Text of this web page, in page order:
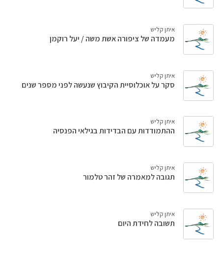
איתן קליש
מעמדה של ציפורה אשת משה / יעל רוקמן
איתן קליש
סקר על אוכלוסיית הקיבוץ שנעשה לפני מספר שנים
איתן קליש
ההתמודדות עם הבדידות בגילאי הפנסיה
איתן קליש
תגובה למאמרה של זהר טלמור
איתן קליש
תשובה לחידת היום